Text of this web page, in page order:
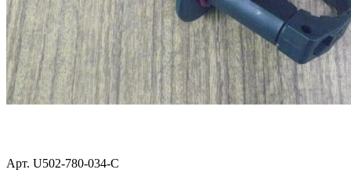
Арт. U502-780-034-C